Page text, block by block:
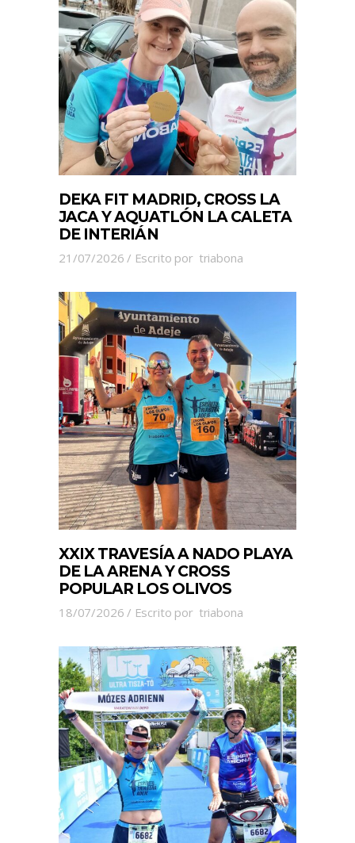
DEKA FIT MADRID, CROSS LA
JACA Y AQUATLÓN LA CALETA
DE INTERIÁN
21/07/2026 Escrito por triabona
XXIX TRAVESÍA A NADO PLAYA
DE LA ARENA Y CROSS
POPULAR LOS OLIVOS
18/07/2026 Escrito por triabona